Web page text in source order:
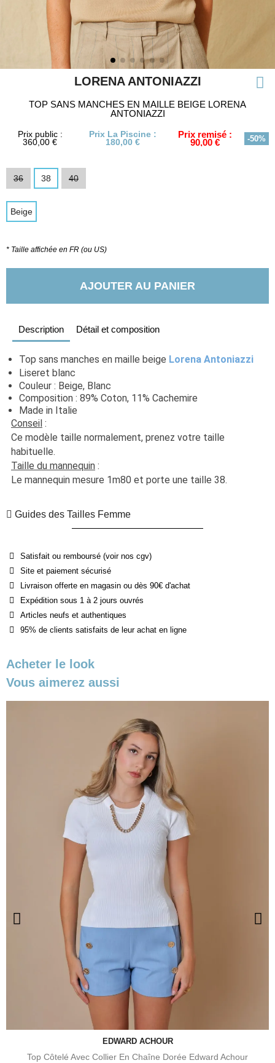
LORENA ANTONIAZZI
TOP SANS MANCHES EN MAILLE BEIGE LORENA
ANTONIAZZI
Prix public :
360,00 €
Prix La Piscine :
180,00 €
Prix remisé :
90,00 € -50%
36 38 40
Beige
* Taille affichée en FR (ou US)
AJOUTER AU PANIER
Description Détail et composition
Top sans manches en maille beige Lorena Antoniazzi
Liseret blanc
Couleur : Beige, Blanc
Composition : 89% Coton, 11% Cachemire
Made in Italie
Conseil :
Ce modèle taille normalement, prenez votre taille
habituelle.
Taille du mannequin :
Le mannequin mesure 1m80 et porte une taille 38.
Guides des Tailles Femme
Satisfait ou remboursé (voir nos cgv)
Site et paiement sécurisé
Livraison offerte en magasin ou dès 90€ d'achat
Expédition sous 1 à 2 jours ouvrés
Articles neufs et authentiques
95% de clients satisfaits de leur achat en ligne
Acheter le look
Vous aimerez aussi
EDWARD ACHOUR
Top Côtelé Avec Collier En Chaîne Dorée Edward Achour